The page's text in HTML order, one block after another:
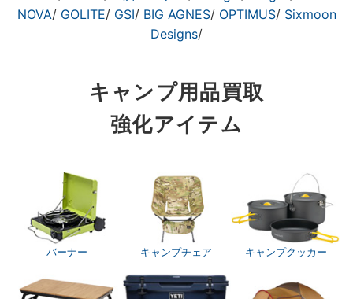
NOVA/ GOLITE/ GSI/ BIG AGNES/ OPTIMUS/ Sixmoon
Designs/
キャンプ用品買取
強化アイテム
バーナー キャンプチェア キャンプクッカー